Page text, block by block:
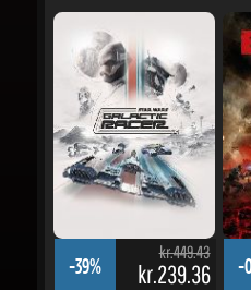
-39%
kr.449.43
kr.239.36
STAR WARS: Galactic Racer
-